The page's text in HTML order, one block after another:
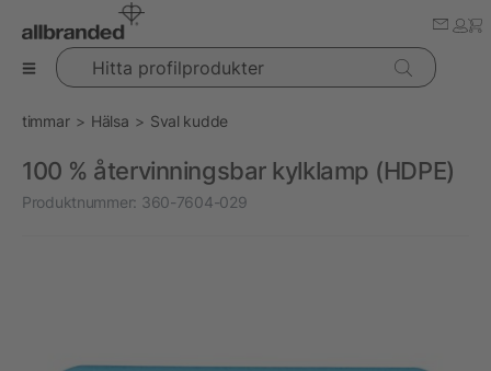
Hitta profilprodukter
timmar Hälsa Sval kudde
100 % återvinningsbar kylklamp (HDPE)
Produktnummer: 360-7604-029